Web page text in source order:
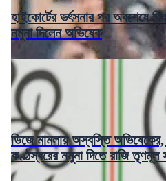
হাইকোর্টের ভর্ৎসনার পর অবশেষে
নমুনা দিলেন অভিষেক
ডিজে মামলায় অস্বস্তি
কণ্ঠস্বরের নমুনা দিতে রাজি তৃণমূল